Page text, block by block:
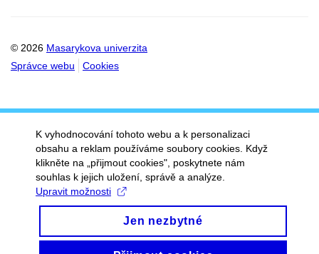
© 2026 Masarykova univerzita
Správce webu
Cookies
K vyhodnocování tohoto webu a k personalizaci
obsahu a reklam používáme soubory cookies. Když
klikněte na „přijmout cookies", poskytnete nám
souhlas k jejich uložení, správě a analýze.
Upravit možnosti
Jen nezbytné